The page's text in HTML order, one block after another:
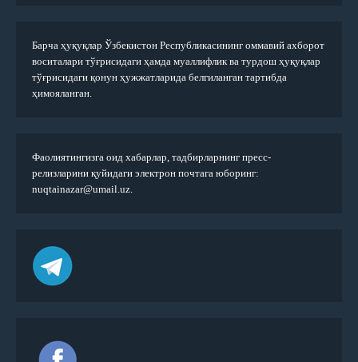
Барча ҳуқуқлар Ўзбекистон Республикасининг оммавий ахборот
воситалари тўғрисидаги ҳамда муаллифлик ва турдош ҳуқуқлар
тўғрисидаги қонун ҳужжатларида белгиланган тартибда
ҳимояланган.
Фаолиятингизга оид хабарлар, тадбирларнинг пресс-
релизларини қуйидаги электрон почтага юборинг:
nuqtainazar@umail.uz.